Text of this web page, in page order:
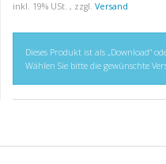
inkl. 19% USt. , zzgl. Versand
Dieses Produkt ist als „Download“
Wählen Sie bitte die gewünschte